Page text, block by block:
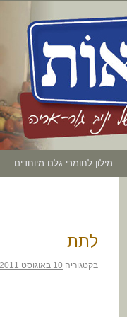
מילון לחומרי גלם מיוחדים
לתת
בקטגוריה 10 באוגוסט 2011